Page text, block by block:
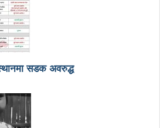
कार्यक्रमको तयारीः तीन
डेस्टिनी’ को विशेष प्रदर्शनी
जात्राः कलाकारको व्यवस्थापनमा
सडक अवरुद्ध